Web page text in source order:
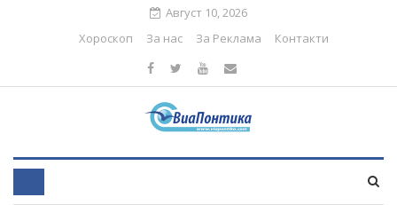
Август 10, 2026
Хороскоп
За нас За Реклама Контакти